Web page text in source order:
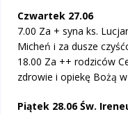
Czwartek 27.06
7.00 Za + syna ks.
Micheń i za dusze
18.00 Za ++ rodziców
zdrowie i opiekę Bożą
Piątek 28.06 Św.